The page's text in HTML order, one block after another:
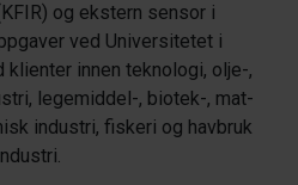
og ekstern sensor i
ved Universitetet i
klienter innen teknologi, olje-,
legemiddel-, biotek-, mat-
industri, fiskeri og havbruk